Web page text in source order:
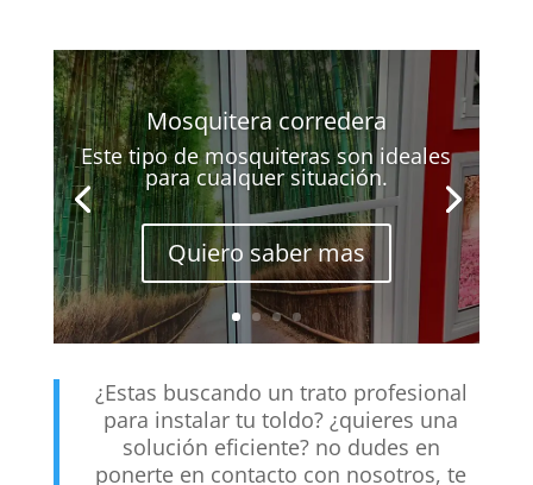
Mosquitera corredera
Este tipo de mosquiteras son ideales
para cualquer situación.
Quiero saber mas
¿Estas buscando un trato profesional
para instalar tu toldo? ¿quieres una
solución eficiente? no dudes en
ponerte en contacto con nosotros, te